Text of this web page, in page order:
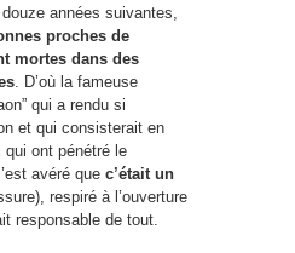
années suivantes,
proches de
mortes dans des
. D’où la fameuse
qui a rendu si
et qui consisterait en
qui ont pénétré le
avéré que c’était un
respiré à l’ouverture
responsable de tout.